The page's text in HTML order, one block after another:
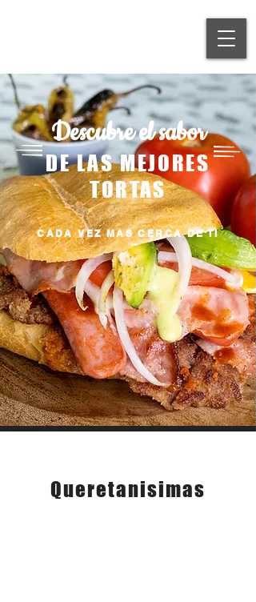
Descubre el sabor
DE LAS MEJORES
TORTAS
CADA VEZ MAS CERCA DE TI
Queretanisimas